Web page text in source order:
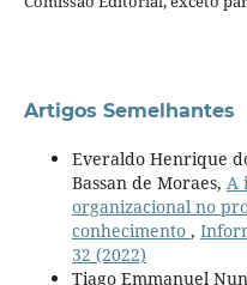
Artigos Semelhantes
Everaldo Henrique
Bassan de Moraes, A
organizacional no
conhecimento ,
32 (2022)
Tiago Emmanuel